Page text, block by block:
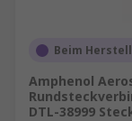
Beim
Amphenol
DTL-38999